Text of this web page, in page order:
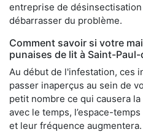
entreprise de
débarrasser du problème.
Comment savoir si votre
punaises de lit à Saint-
Au début de l'infestation, ces
passer inaperçus au sein de
petit nombre ce qui causera
avec le temps, l’espace-
et leur fréquence augmentera.